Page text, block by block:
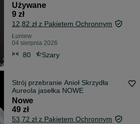
Używane
9 zł
12,82 zł z Pakietem Ochronnym
Łuniew
04 sierpnia 2026
80 Szary
Strój przebranie Anioł Skrzydła
Aureola jasełka NOWE
Nowe
49 zł
53,72 zł z Pakietem Ochronnym